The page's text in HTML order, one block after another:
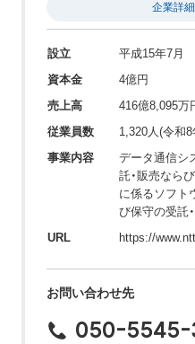
企業詳
設立
平成15年7月
資本金
4億円
売上高
416億8,095万
従業員数
1,320人(令和
事業内容
データ通信シ
託・販売なら
に係るソフト
び保守の受託
URL
https://
お問い合わせ先
050-5545-